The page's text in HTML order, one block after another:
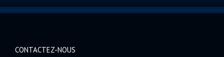
CONTACTEZ-NOUS